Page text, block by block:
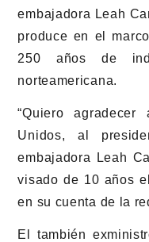
embajadora Leah
produce en el
250 años de
norteamericana.
“Quiero
Unidos, al
embajadora Leah
visado de 10 años
en su cuenta de la
El también